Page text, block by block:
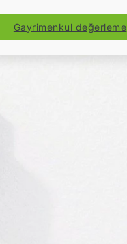
Gayrimenkul değerleme